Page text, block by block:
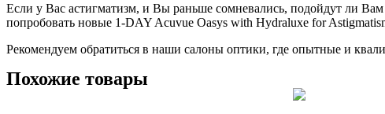
Если у Вас астигматизм, и Вы раньше сомневались, подойдут ли
попробовать новые 1-DAY Acuvue Oasys with Hydraluxe for
Рекомендуем обратиться в наши салоны оптики, где опытные и
Похожие товары